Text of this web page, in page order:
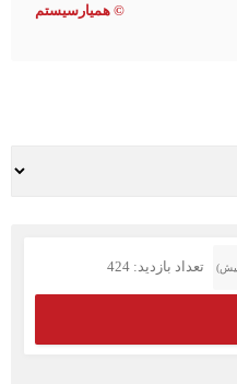
© همیارسیستم
تعداد بازدید: 424